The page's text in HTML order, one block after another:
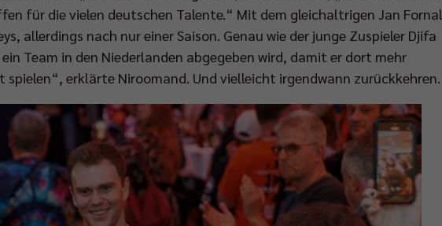
für die vielen deutschen Talente.“ Mit dem gleichaltrigen Jan Fornal
allerdings nach nur einer Saison. Genau wie der junge Zuspieler Djifa
Team in den Niederlanden abgegeben wird, damit er dort mehr
spielen“, erklärte Niroomand. Und vielleicht irgendwann zurückkehren.